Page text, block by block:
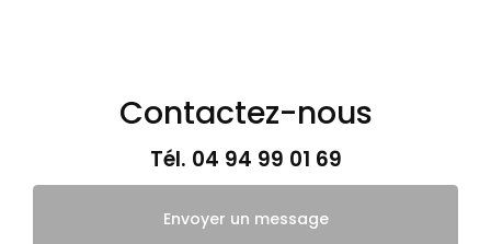
Contactez-nous
Tél. 04 94 99 01 69
Envoyer un message